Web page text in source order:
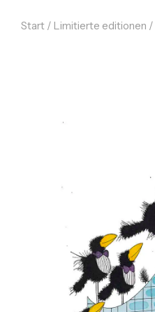
Start / Limitierte editionen /